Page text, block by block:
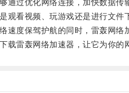
过优化网络连接，加快数据传
看视频、玩游戏还是进行文件下
度保驾护航的同时，雷轰网络加
雷轰网络加速器，让它为你的